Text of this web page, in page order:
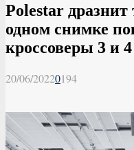
Polestar
одном снимке
кроссоверы 3 и 4
20/06/20220194